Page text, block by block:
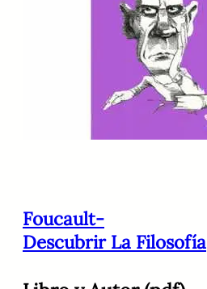
Foucault-
Descubrir La Filosofía